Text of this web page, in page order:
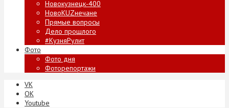
Новокузнецк-400
НовоKUZнечане
Прямые вопросы
Дело прошлого
#КузняРулит
Фото
Фото дня
Фоторепортажи
VK
ОК
Youtube